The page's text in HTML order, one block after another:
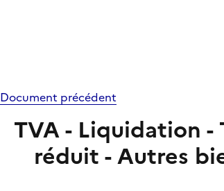
Document précédent
TVA - Liquidation -
réduit - Autres